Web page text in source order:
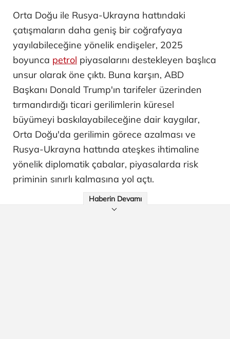
Orta Doğu ile Rusya-Ukrayna hattındaki
çatışmaların daha geniş bir coğrafyaya
yayılabileceğine yönelik endişeler, 2025
boyunca petrol piyasalarını destekleyen başlıca
unsur olarak öne çıktı. Buna karşın, ABD
Başkanı Donald Trump'ın tarifeler üzerinden
tırmandırdığı ticari gerilimlerin küresel
büyümeyi baskılayabileceğine dair kaygılar,
Orta Doğu'da gerilimin görece azalması ve
Rusya-Ukrayna hattında ateşkes ihtimaline
yönelik diplomatik çabalar, piyasalarda risk
priminin sınırlı kalmasına yol açtı.
Haberin Devamı